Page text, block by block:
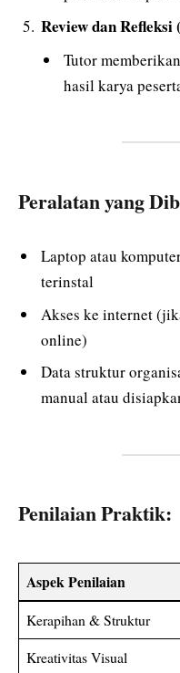
Review dan Refleksi
Tutor
hasil karya
Peralatan yang
Laptop atau
terinstal
Akses ke internet
online)
Data struktur
manual atau
Penilaian Praktik:
Aspek Penilaian
Kerapihan & Struktur
Kreativitas Visual